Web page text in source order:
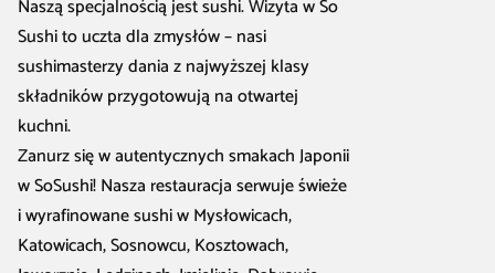
Naszą specjalnością jest sushi. Wizyta w So
Sushi to uczta dla zmysłów – nasi
sushimasterzy dania z najwyższej klasy
składników przygotowują na otwartej
kuchni.
Zanurz się w autentycznych smakach Japonii
w SoSushi! Nasza restauracja serwuje świeże
i wyrafinowane sushi w Mysłowicach,
Katowicach, Sosnowcu, Kosztowach,